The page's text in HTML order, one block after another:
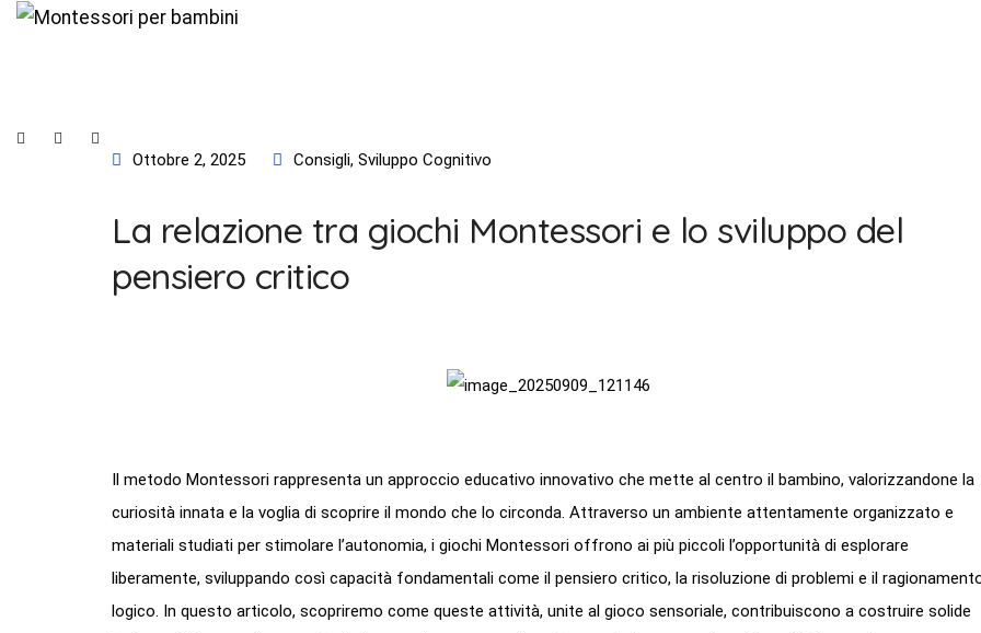
SocialOttobre 2, 2025 Consigli, Sviluppo Cognitivo
La relazione tra giochi Montessori e lo sviluppo del
pensiero critico
Il metodo Montessori rappresenta un approccio educativo innovativo che mette al centro il bambino, valorizzandone la
curiosità innata e la voglia di scoprire il mondo che lo circonda. Attraverso un ambiente attentamente organizzato e
materiali studiati per stimolare l’autonomia, i giochi Montessori offrono ai più piccoli l’opportunità di esplorare
liberamente, sviluppando così capacità fondamentali come il pensiero critico, la risoluzione di problemi e il
logico. In questo articolo, scopriremo come queste attività, unite al gioco sensoriale, contribuiscono a costruire solide